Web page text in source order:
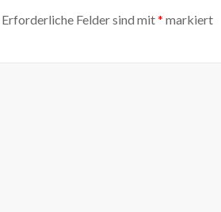
Erforderliche Felder sind mit* markiert